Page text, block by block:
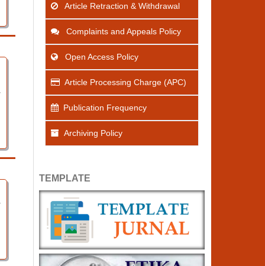
Article Retraction & Withdrawal
Complaints and Appeals Policy
Open Access Policy
Article Processing Charge (APC)
Publication Frequency
Archiving Policy
TEMPLATE